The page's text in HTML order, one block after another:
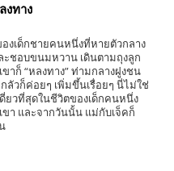
งทาง
งเด็กชายคนหนึ่งที่หายตัวกลาง
ะชอบขนมหวาน เดินตามถุงลูก
าก็ “หลงทาง” ท่ามกลางฝูงชน
ลัวก็ค่อยๆ เพิ่มขึ้นเรื่อยๆ นี่ไม่ใช่
วที่สุดในชีวิตของเด็กคนหนึ่ง
ขา และจากวันนั้น แม่กับเจ็คก็